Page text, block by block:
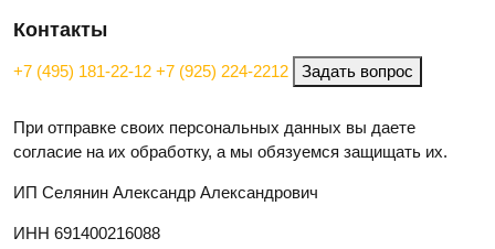
Контакты
+7 (495) 181-22-12 +7 (925) 224-2212 Задать вопрос
При отправке своих персональных данных вы даете
согласие на их обработку, а мы обязуемся защищать их.
ИП Селянин Александр Александрович
ИНН 691400216088